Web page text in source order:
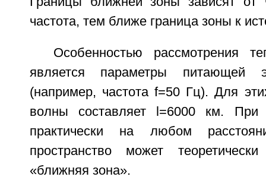
частота, тем ближе граница зоны к
Особенностью рассмотрения
является параметры питающей
(например, частота f=50 Гц). Для
волны составляет l=6000 км. При
практически на любом
пространство может
«ближняя зона».